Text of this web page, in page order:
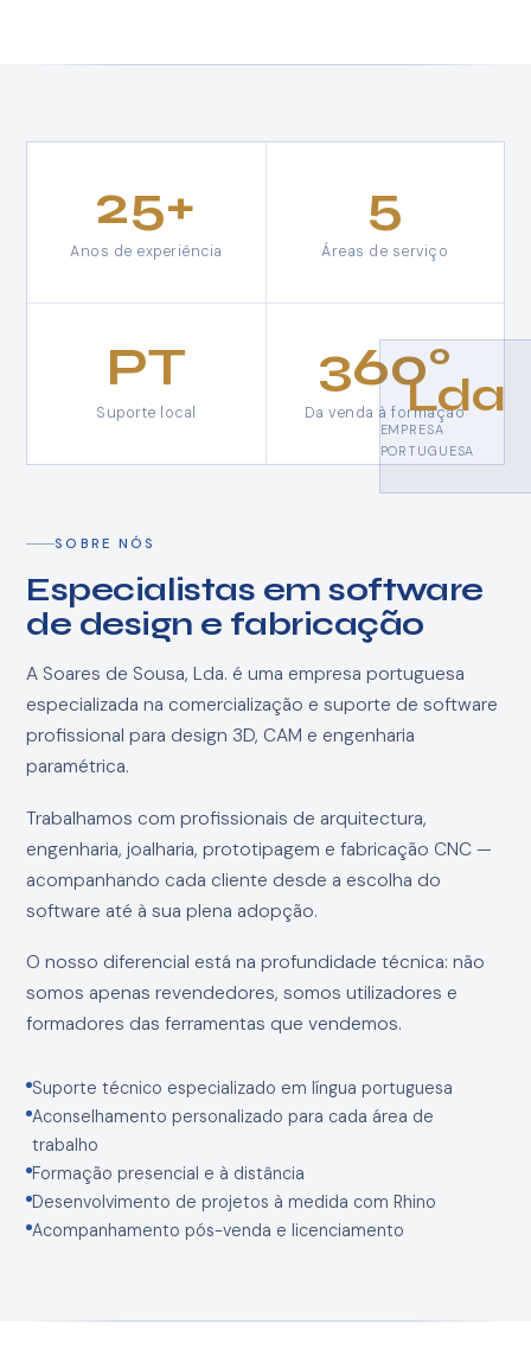
25+
Anos de experiência
5
Áreas de serviço
PT
Suporte local
360°
Da venda à formação
Lda
EMPRESA
PORTUGUESA
SOBRE NÓS
Especialistas em software
de design e fabricação
A Soares de Sousa, Lda. é uma empresa portuguesa
especializada na comercialização e suporte de software
profissional para design 3D, CAM e engenharia
paramétrica.
Trabalhamos com profissionais de arquitectura,
engenharia, joalharia, prototipagem e fabricação CNC —
acompanhando cada cliente desde a escolha do
software até à sua plena adopção.
O nosso diferencial está na profundidade técnica: não
somos apenas revendedores, somos utilizadores e
formadores das ferramentas que vendemos.
Suporte técnico especializado em língua portuguesa
Aconselhamento personalizado para cada área de
trabalho
Formação presencial e à distância
Desenvolvimento de projetos à medida com Rhino
Acompanhamento pós-venda e licenciamento